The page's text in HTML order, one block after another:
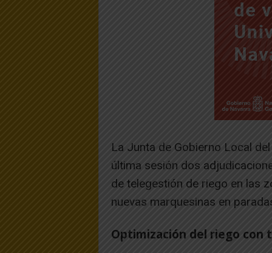
La Junta de Gobierno Local
última sesión dos
de telegestión de riego en las
nuevas marquesinas en
Optimización del riego con